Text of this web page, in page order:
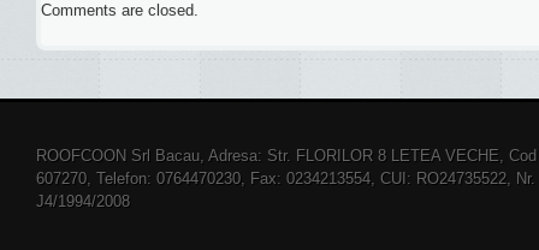
Comments are closed.
ROOFCOON Srl Bacau, Adresa: Str. FLORILOR 8 LETEA VECHE,
607270, Telefon: 0764470230, Fax: 0234213554, CUI: RO24735522,
J4/1994/2008